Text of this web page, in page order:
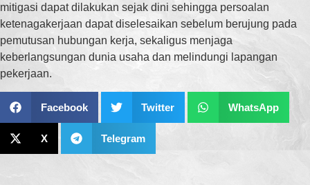
mitigasi dapat dilakukan sejak dini sehingga persoalan
ketenagakerjaan dapat diselesaikan sebelum berujung pada
pemutusan hubungan kerja, sekaligus menjaga
keberlangsungan dunia usaha dan melindungi lapangan
pekerjaan.
Facebook Twitter WhatsApp
X Telegram